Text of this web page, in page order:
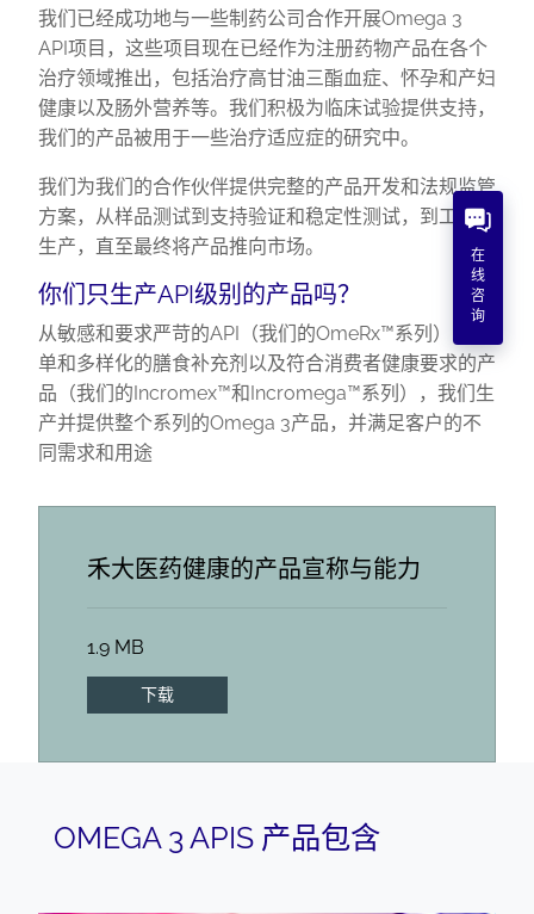
我们已经成功地与一些制药公司合作开展Omega 3
API项目，这些项目现在已经作为注册药物产品在各个
治疗领域推出，包括治疗高甘油三酯血症、怀孕和产妇
健康以及肠外营养等。我们积极为临床试验提供支持，
我们的产品被用于一些治疗适应症的研究中。
我们为我们的合作伙伴提供完整的产品开发和法规监管
方案，从样品测试到支持验证和稳定性测试，到工厂试
生产，直至最终将产品推向市场。
你们只生产API级别的产品吗？
从敏感和要求严苛的API（我们的OmeRx™系列）到简
单和多样化的膳食补充剂以及符合消费者健康要求的产
品（我们的Incromex™和Incromega™系列），我们生
产并提供整个系列的Omega 3产品，并满足客户的不
同需求和用途
禾大医药健康的产品宣称与能力
1.9 MB
下载
OMEGA 3 APIS 产品包含
在
线
咨
询